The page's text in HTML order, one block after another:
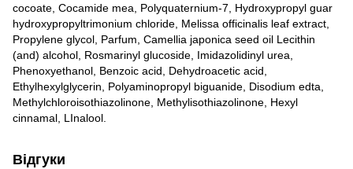
cocoate, Cocamide mea, Polyquaternium-7, Hydroxypropyl guar
hydroxypropyltrimonium chloride, Melissa officinalis leaf extract,
Propylene glycol, Parfum, Camellia japonica seed oil Lecithin
(and) alcohol, Rosmarinyl glucoside, Imidazolidinyl urea,
Phenoxyethanol, Benzoic acid, Dehydroacetic acid,
Ethylhexylglycerin, Polyaminopropyl biguanide, Disodium edta,
Methylchloroisothiazolinone, Methylisothiazolinone, Hexyl
cinnamal, LInalool.
Відгуки